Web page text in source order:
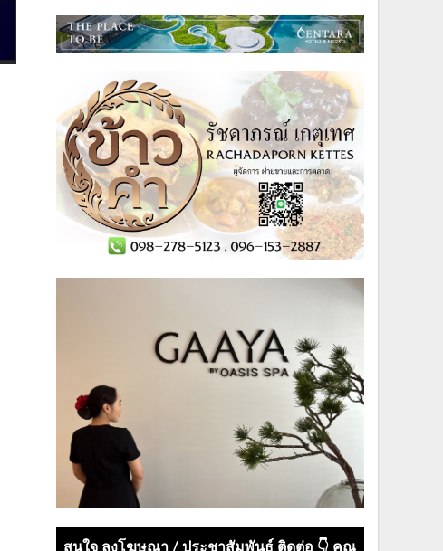
สนใจ ลงโฆษณา / ประชาสัมพันธ์ ติดต่อ 👇 คุณ